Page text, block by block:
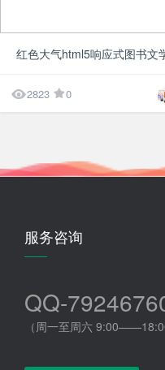
2823 0
服务咨询
QQ-
（周一至周六